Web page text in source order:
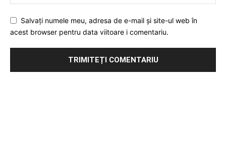
Salvați numele meu, adresa de e-mail și site-ul web în
acest browser pentru data viitoare i comentariu.